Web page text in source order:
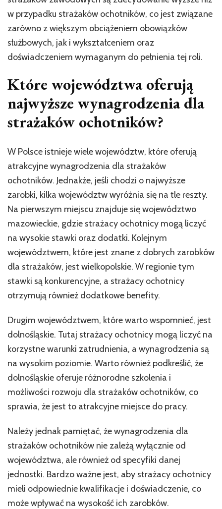
w przypadku strażaków ochotników, co jest związane
zarówno z większym obciążeniem obowiązków
służbowych, jak i wykształceniem oraz
doświadczeniem wymaganym do pełnienia tej roli.
Które województwa oferują
najwyższe wynagrodzenia dla
strażaków ochotników?
W Polsce istnieje wiele województw, które oferują
atrakcyjne wynagrodzenia dla strażaków
ochotników. Jednakże, jeśli chodzi o najwyższe
zarobki, kilka województw wyróżnia się na tle reszty.
Na pierwszym miejscu znajduje się województwo
mazowieckie, gdzie strażacy ochotnicy mogą liczyć
na wysokie stawki oraz dodatki. Kolejnym
województwem, które jest znane z dobrych zarobków
dla strażaków, jest wielkopolskie. W regionie tym
stawki są konkurencyjne, a strażacy ochotnicy
otrzymują również dodatkowe benefity.
Drugim województwem, które warto wspomnieć, jest
dolnośląskie. Tutaj strażacy ochotnicy mogą liczyć na
korzystne warunki zatrudnienia, a wynagrodzenia są
na wysokim poziomie. Warto również podkreślić, że
dolnośląskie oferuje różnorodne szkolenia i
możliwości rozwoju dla strażaków ochotników, co
sprawia, że jest to atrakcyjne miejsce do pracy.
Należy jednak pamiętać, że wynagrodzenia dla
strażaków ochotników nie zależą wyłącznie od
województwa, ale również od specyfiki danej
jednostki. Bardzo ważne jest, aby strażacy ochotnicy
mieli odpowiednie kwalifikacje i doświadczenie, co
może wpływać na wysokość ich zarobków.